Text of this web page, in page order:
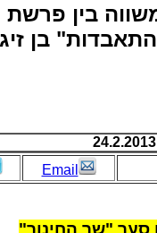
בן
Email
סער "שר החינוך"